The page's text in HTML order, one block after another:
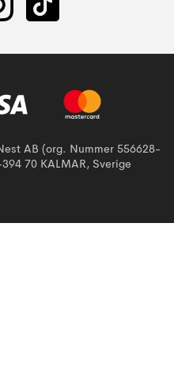
AB (org. Nummer 556628-
70 KALMAR, Sverige